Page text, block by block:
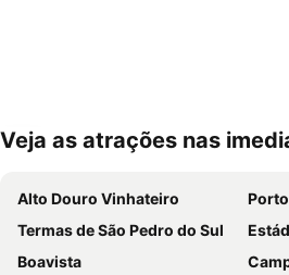
Ampliar mapa
Veja as atrações nas
Alto Douro Vinhateiro
Termas de São Pedro do Sul
Boavista